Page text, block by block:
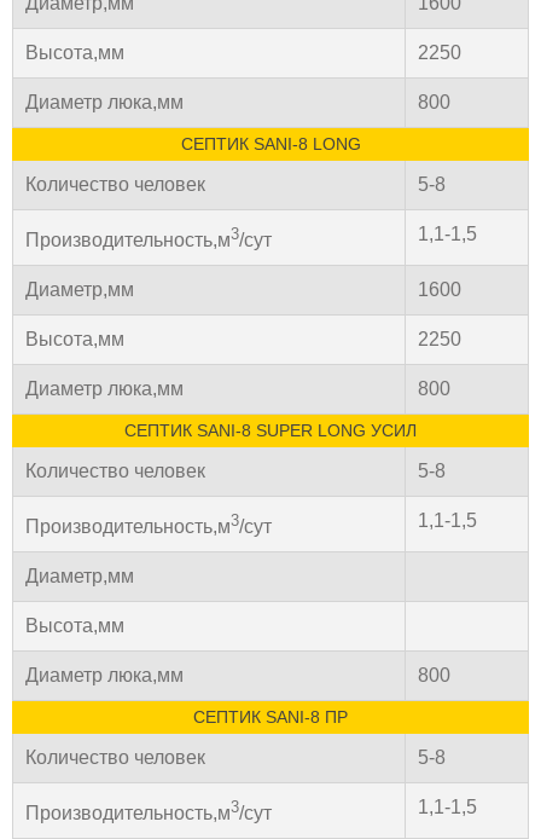
Высота,мм 2250
Диаметр люка,мм 800
СЕПТИК SANI-8 LONG
Количество человек 5-8
Производительность,м3/сут 1,1-1,5
Диаметр,мм 1600
Высота,мм 2250
Диаметр люка,мм 800
СЕПТИК SANI-8 SUPER LONG УСИЛ
Количество человек 5-8
Производительность,м3/сут 1,1-1,5
Диаметр,мм
Высота,мм
Диаметр люка,мм 800
СЕПТИК SANI-8 ПР
Количество человек 5-8
Производительность,м3/сут 1,1-1,5